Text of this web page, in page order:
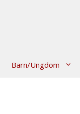
Barn/Ungdom